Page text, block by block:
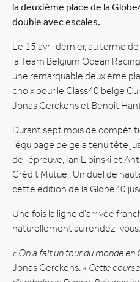
la deuxième place de la
double avec escales.
Le 15 avril dernier, au terme
la Team Belgium Ocean
une remarquable deuxième
choix pour le Class40 belge
Jonas Gerckens et Benoît
Durant sept mois de
l’équipage belge a tenu tête
de l’épreuve, Ian Lipinski et
Crédit Mutuel. Un duel de
cette édition de la Globe40
Une fois la ligne d’arrivée
naturellement au rendez-vous.
« On a fait un tour du monde en
Jonas Gerckens. « Cette